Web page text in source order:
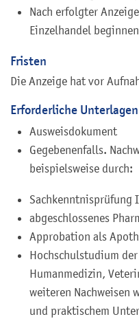
Nach erfolgter
Einzelhandel beginnen
Fristen
Die Anzeige hat vor
Erforderliche Unterlagen
Ausweisdokument
Gegebenenfalls.
beispielsweise durch:
Sachkenntnisprüfung
abgeschlossenes
Approbation als
Hochschulstudium
Humanmedizin,
weiteren Nachweisen
und praktischem